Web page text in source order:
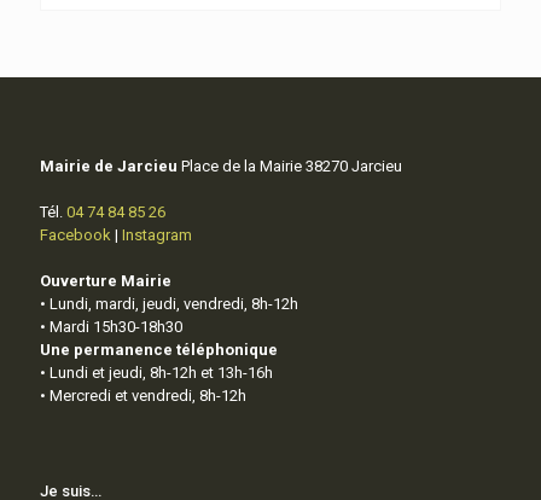
Mairie de Jarcieu Place de la Mairie 38270 Jarcieu
Tél. 04 74 84 85 26
Facebook | Instagram
Ouverture Mairie
• Lundi, mardi, jeudi, vendredi, 8h-12h
• Mardi 15h30-18h30
Une permanence téléphonique
• Lundi et jeudi, 8h-12h et 13h-16h
• Mercredi et vendredi, 8h-12h
Je suis…